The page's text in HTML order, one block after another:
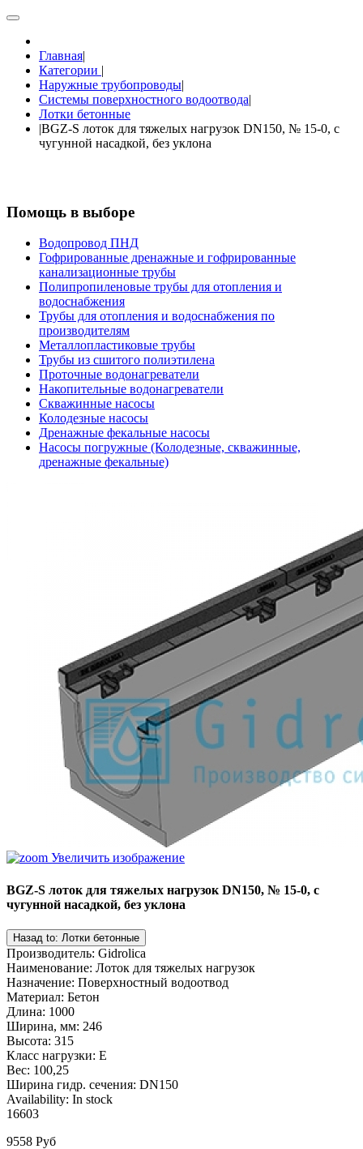
Главная|
Категории |
Наружные трубопроводы|
Системы поверхностного водоотвода|
Лотки бетонные
|BGZ-S лоток для тяжелых нагрузок DN150, № 15-0, с
чугунной насадкой, без уклона
Помощь в выборе
Водопровод ПНД
Гофрированные дренажные и гофрированные
канализационные трубы
Полипропиленовые трубы для отопления и
водоснабжения
Трубы для отопления и водоснабжения по
производителям
Металлопластиковые трубы
Трубы из сшитого полиэтилена
Проточные водонагреватели
Накопительные водонагреватели
Скважинные насосы
Колодезные насосы
Дренажные фекальные насосы
Насосы погружные (Колодезные, скважинные,
дренажные фекальные)
Увеличить изображение
BGZ-S лоток для тяжелых нагрузок DN150, № 15-0, с
чугунной насадкой, без уклона
Производитель: Gidrolica
Наименование: Лоток для тяжелых нагрузок
Назначение: Поверхностный водоотвод
Материал: Бетон
Длина: 1000
Ширина, мм: 246
Высота: 315
Класс нагрузки: E
Вес: 100,25
Ширина гидр. сечения: DN150
Availability: In stock
16603
9558 Руб